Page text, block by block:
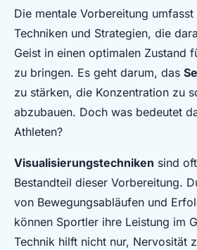
Die mentale Vorbereitung umfasst
Techniken und Strategien, die
Geist in einen optimalen Zustand
zu bringen. Es geht darum, das
zu stärken, die Konzentration zu
abzubauen. Doch was bedeutet
Athleten?
Visualisierungstechniken sind
Bestandteil dieser Vorbereitung.
von Bewegungsabläufen und
können Sportler ihre Leistung im
Technik hilft nicht nur, Nervosität